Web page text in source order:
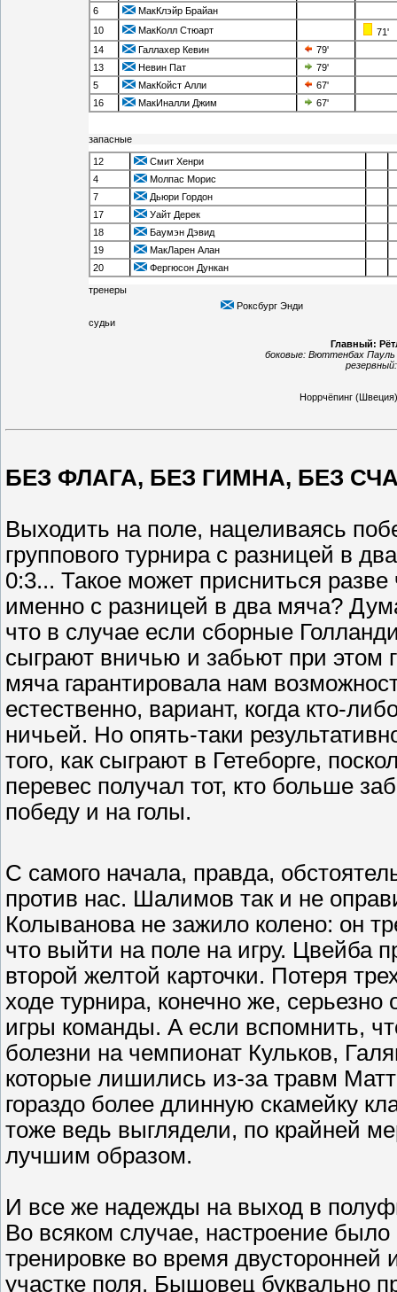
6
МакКлэйр Брайан
10
МакКолл Стюарт
71'
14
Галлахер Кевин
79'
13
Невин Пат
79'
5
МакКойст Алли
67'
16
МакИналли Джим 67'
запасные
12
Смит Хенри
4
Молпас Морис
7
Дьюри Гордон
17
Уайт Дерек
18
Баумэн Дэвид
19
МакЛарен Алан
20
Фергюсон Дункан
тренеры
Роксбург Энди
судьи
Главный:
боковые: Вюттенбах Пауль
Норрчёпинг
БЕЗ ФЛАГА, БЕЗ ГИМНА, БЕЗ
Выходить на поле, нацеливаясь
группового турнира с разницей в
0:3... Такое может присниться
именно с разницей в два мяча?
что в случае если сборные
сыграют вничью и забьют при этом
мяча гарантировала нам
естественно, вариант, когда кто-
ничьей. Но опять-таки
того, как сыграют в Гетеборге,
перевес получал тот, кто больше
победу и на голы.
С самого начала, правда,
против нас. Шалимов так и не
Колыванова не зажило колено: он
что выйти на поле на игру. Цвейба
второй желтой карточки. Потеря
ходе турнира, конечно же, серьезно
игры команды. А если вспомнить,
болезни на чемпионат Кульков,
которые лишились из-за травм
гораздо более длинную скамейку
тоже ведь выглядели, по крайней
лучшим образом.
И все же надежды на выход в
Во всяком случае, настроение
тренировке во время
участке поля, Бышовец буквально